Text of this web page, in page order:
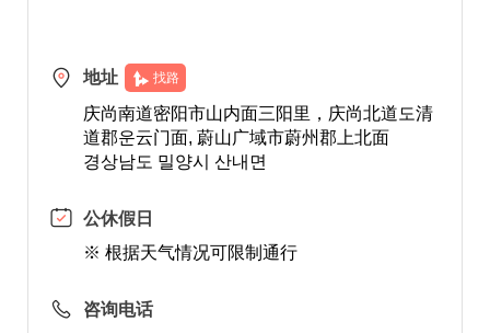
地址 找路
庆尚南道密阳市山内面三阳里，庆尚北道도清
道郡운云门面, 蔚山广域市蔚州郡上北面
경상남도 밀양시 산내면
公休假日
※ 根据天气情况可限制通行
咨询电话